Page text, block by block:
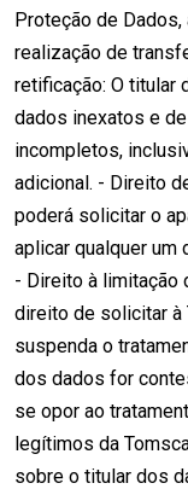
Proteção de Dados,
realização de
retificação: O titular
dados inexatos e
incompletos,
adicional. - Direito
poderá solicitar o
aplicar qualquer um
- Direito à limitação
direito de solicitar à
suspenda o
dos dados for
se opor ao
legítimos da
sobre o titular dos